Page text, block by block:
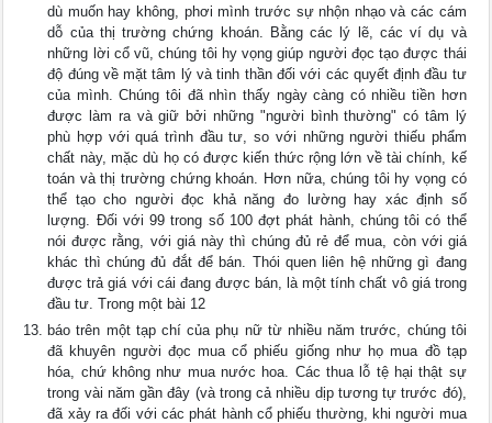
dù muốn hay không, phơi mình trước sự nhộn nhạo và các cám
dỗ của thị trường chứng khoán. Bằng các lý lẽ, các ví dụ và
những lời cổ vũ, chúng tôi hy vọng giúp người đọc tạo được thái
độ đúng về mặt tâm lý và tinh thần đối với các quyết định đầu tư
của mình. Chúng tôi đã nhìn thấy ngày càng có nhiều tiền hơn
được làm ra và giữ bởi những "người bình thường" có tâm lý
phù hợp với quá trình đầu tư, so với những người thiếu phẩm
chất này, mặc dù họ có được kiến thức rộng lớn về tài chính, kế
toán và thị trường chứng khoán. Hơn nữa, chúng tôi hy vọng có
thể tạo cho người đọc khả năng đo lường hay xác định số
lượng. Đối với 99 trong số 100 đợt phát hành, chúng tôi có thể
nói được rằng, với giá này thì chúng đủ rẻ để mua, còn với giá
khác thì chúng đủ đắt để bán. Thói quen liên hệ những gì đang
được trả giá với cái đang được bán, là một tính chất vô giá trong
đầu tư. Trong một bài 12
báo trên một tạp chí của phụ nữ từ nhiều năm trước, chúng tôi
đã khuyên người đọc mua cổ phiếu giống như họ mua đồ tạp
hóa, chứ không như mua nước hoa. Các thua lỗ tệ hại thật sự
trong vài năm gần đây (và trong cả nhiều dịp tương tự trước đó),
đã xảy ra đối với các phát hành cổ phiếu thường, khi người mua